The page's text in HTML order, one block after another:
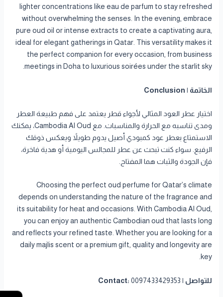
lighter concentrations like eau de parfum to stay refreshed
without overwhelming the senses. In the evening, embrace
pure oud oil or intense extracts to create a captivating aura,
ideal for elegant gatherings in Qatar. This versatility makes it
the perfect companion for every occasion, from business
meetings in Doha to luxurious soirées under the starlit sky.
الخاتمة | Conclusion
اختيار عطر العود المثالي لأجواء قطر يعتمد على فهم طبيعة العطر
ومدى تناسبه مع الحرارة والمناسبات. مع Cambodia Al Oud، يمكنك
الاستمتاع بعطر عود كمبودي أصيل يدوم طويلاً ويعكس ذوقك
الرفيع. سواء كنت تبحث عن عطر للمجالس اليومية أو هدية فاخرة،
فإن الجودة والثبات هما المفتاح.
Choosing the perfect oud perfume for Qatar’s climate
depends on understanding the nature of the fragrance and
its suitability for heat and occasions. With Cambodia Al Oud,
you can enjoy an authentic Cambodian oud that lasts long
and reflects your refined taste. Whether you are looking for a
daily majlis scent or a premium gift, quality and longevity are
key.
للتواصل | Contact: 0097433429353